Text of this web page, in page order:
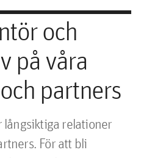
och
på våra
partners
långsiktiga relationer
För att bli